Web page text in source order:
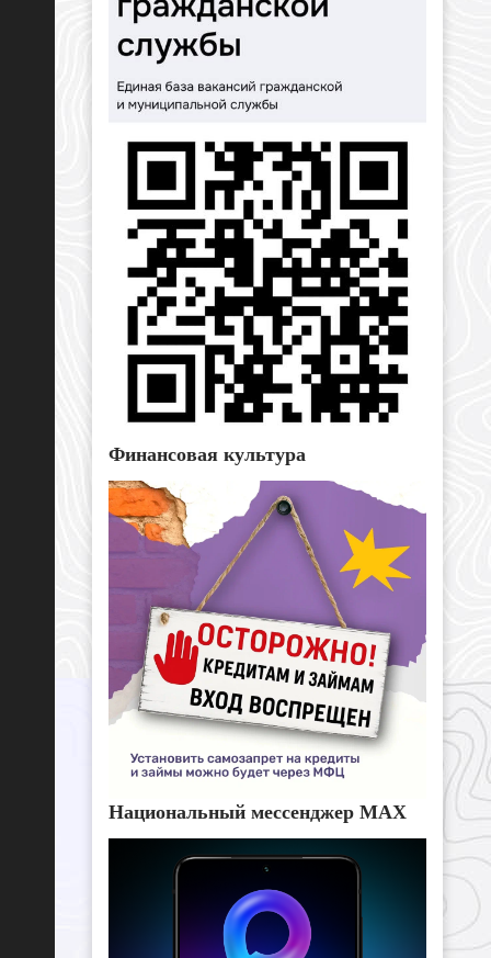
Финансовая культура
Национальный мессенджер MAX